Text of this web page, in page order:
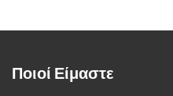
Ποιοί Είμαστε